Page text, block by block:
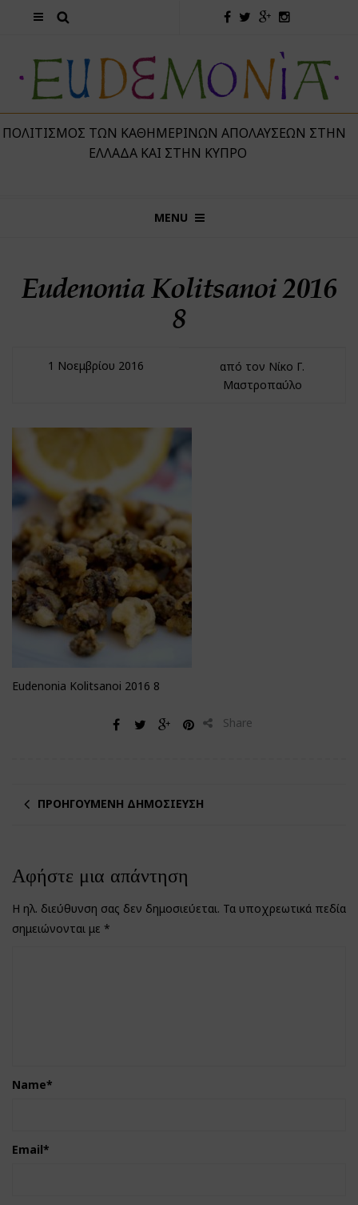
ΤΩΝ ΚΑΘΗΜΕΡΙΝΏΝ ΑΠΟΛΑΎΣΕΩΝ ΣΤΗΝ
ΕΛΛΆΔΑ ΚΑΙ ΣΤΗΝ ΚΎΠΡΟ
MENU
Eudenonia Kolitsanoi 2016
8
1 Νοεμβρίου 2016
από τον Νίκο Γ.
Μαστροπαύλο
Eudenonia Kolitsanoi 2016 8
Share
ΠΡΟΗΓΟΎΜΕΝΗ ΔΗΜΟΣΊΕΥΣΗ
Αφήστε μια απάντηση
Η ηλ. διεύθυνση σας δεν δημοσιεύεται. Τα υποχρεωτικά πεδία
σημειώνονται με *
Name*
Email*